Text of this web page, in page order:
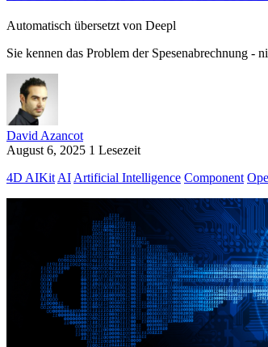
Automatisch übersetzt von Deepl
Sie kennen das Problem der Spesenabrechnung
David Azancot
August 6, 2025 1 Lesezeit
4D AIKit AI Artificial Intelligence Component